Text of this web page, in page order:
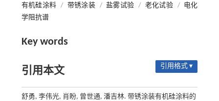
有机硅涂料 / 带锈涂装 / 盐雾试验 / 老化试验 /
电化
学阻抗谱
Key words
引用本文 引用格式 ▾
舒勇, 李伟光, 肖盼, 曾世通, 潘吉林. 带锈涂装有机硅涂料的